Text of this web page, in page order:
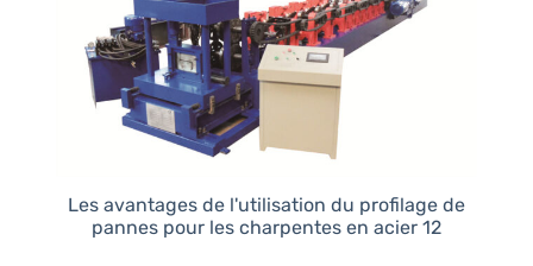
Les avantages de l'utilisation du profilage de
pannes pour les charpentes en acier 12